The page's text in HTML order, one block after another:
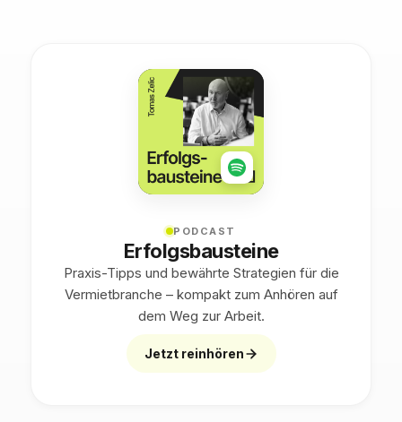
PODCAST
Erfolgsbausteine
Praxis-Tipps und bewährte Strategien für die
Vermietbranche – kompakt zum Anhören auf
dem Weg zur Arbeit.
Jetzt reinhören